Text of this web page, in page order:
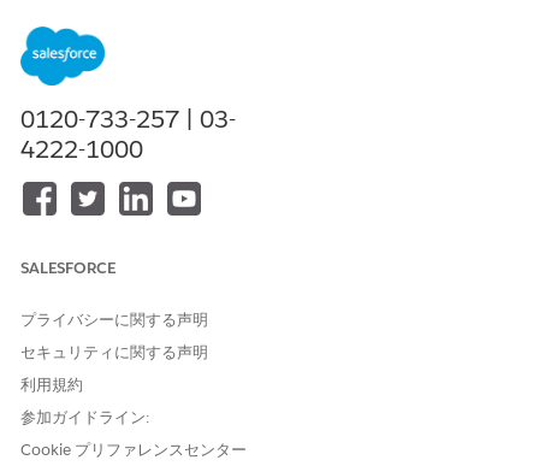
助成金を提供する組織は継続して、助成金制度を管理し、助成金
の予算を設定し、助成金の申請を審査し、助成金を授与し、支払
いを管理します。助成金を必要とする人は、申請する助成金を見
報告します。
Salesforce のプラットフォーム
助成金提供は、既存のライセンスと連携するように Salesforce プ
助成金提供の機能では、関係者の全体像を把握できるため、最適
で、カスタマイズ可能であるため、組織に導入してからニーズに
助成金提供のデータモデル
助成金提供によって Salesforce ライセンスが拡張され、助成金と
予算の管理のためのオブジェクトおよびコンポーネントにアクセ
0120-733-257 | 03-
4222-1000
SALESFORCE
プライバシーに関する声明
セキュリティに関する声明
利用規約
参加ガイドライン:
Cookie プリファレンスセンター